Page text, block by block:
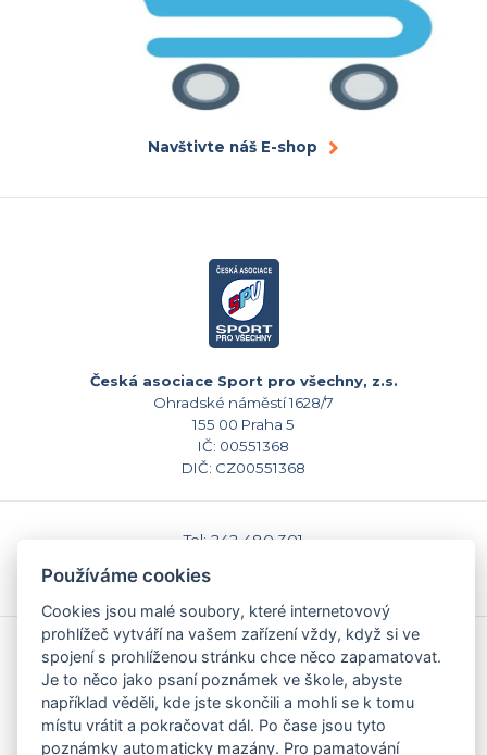
Navštivte náš E-shop
Česká asociace Sport pro všechny, z.s.
Ohradské náměstí 1628/7
155 00 Praha 5
IČ: 00551368
DIČ: CZ00551368
Tel: 242 480 301
www.caspv.cz
Kontakty
Domů
Napište nám
Facebook
Nastavení cookies
Používáme cookies
Cookies jsou malé soubory, které internetovový
prohlížeč vytváří na vašem zařízení vždy, když si ve
spojení s prohlíženou stránku chce něco zapamatovat.
Je to něco jako psaní poznámek ve škole, abyste
například věděli, kde jste skončili a mohli se k tomu
místu vrátit a pokračovat dál. Po čase jsou tyto
poznámky automaticky mazány. Pro pamatování